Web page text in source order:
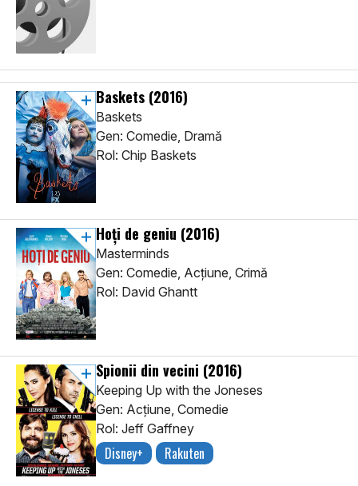
Baskets (2016)
Baskets
Gen: Comedie, Dramă
Rol: Chip Baskets
Hoţi de geniu (2016)
Masterminds
Gen: Comedie, Acţiune, Crimă
Rol: David Ghantt
Spionii din vecini (2016)
Keeping Up with the Joneses
Gen: Acţiune, Comedie
Rol: Jeff Gaffney
Disney+ Rakuten